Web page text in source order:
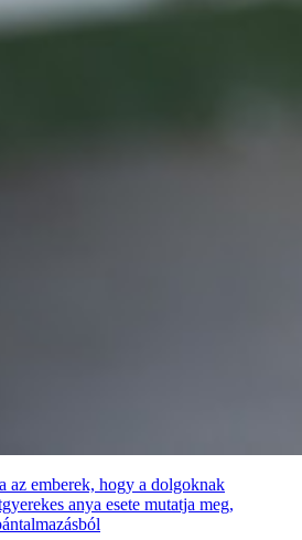
az emberek, hogy a dolgoknak
anya esete mutatja meg,